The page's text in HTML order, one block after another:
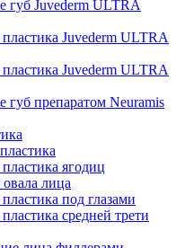
губ Juvederm ULTRA
Juvederm ULTRA
Juvederm ULTRA
губ препаратом Neuramis
ягодиц
лица
под глазами
средней трети